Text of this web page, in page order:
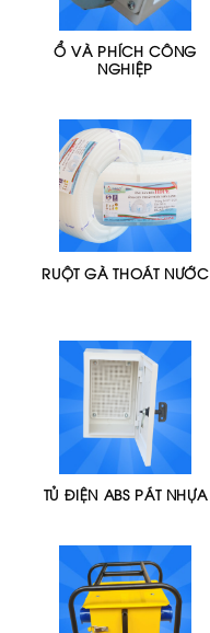
Ổ VÀ PHÍCH CÔNG
NGHIỆP
RUỘT GÀ THOÁT NƯỚC
TỦ ĐIỆN ABS PÁT NHỰA